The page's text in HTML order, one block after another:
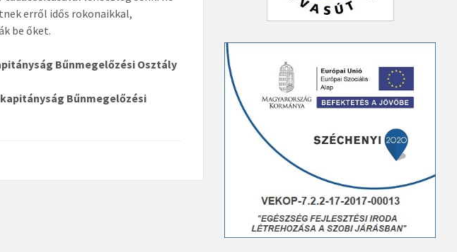
erről idős rokonaikkal,
be őket.
Bűnmegelőzési Osztály
Bűnmegelőzési